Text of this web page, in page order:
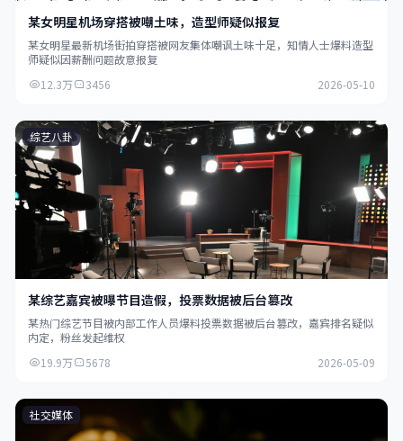
某女明星机场穿搭被嘲土味，造型师疑似报复
某女明星最新机场街拍穿搭被网友集体嘲讽土味十足，知情人士爆料造型
师疑似因薪酬问题故意报复
12.3万
3456 2026-05-10
综艺八卦
某综艺嘉宾被曝节目造假，投票数据被后台篡改
某热门综艺节目被内部工作人员爆料投票数据被后台篡改，嘉宾排名疑似
内定，粉丝发起维权
19.9万
5678 2026-05-09
社交媒体